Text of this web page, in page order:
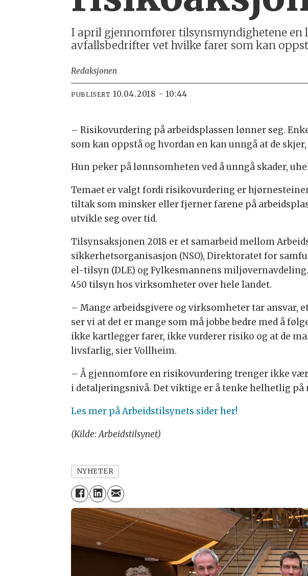
I april gjennomfører tilsynsmyndighetene
avfallsbedrifter vet hvilke farer som kan
Redaksjonen
PUBLISERT 10.04.2018 - 10:44
– Risikovurdering på arbeidsplassen lønner seg.
som kan oppstå og hvordan en kan unngå at de
Hun peker på lønnsomheten ved å unngå skader,
Temaet er valgt fordi risikovurdering er
tiltak som minsker eller fjerner farene på
utvikle seg over tid.
Tilsynsaksjonen 2018 er et samarbeid mellom
sikkerhetsorganisasjon (NSO), Direktoratet for
el-tilsyn (DLE) og Fylkesmannens
450 tilsyn hos virksomheter over hele landet.
– Mange arbeidsgivere og virksomheter tar ansvar,
ser vi at det er mange som må jobbe bedre med å
ikke kartlegger farer, ikke vurderer risiko og at de
livsfarlig, sier Vollheim.
– Å gjennomføre en risikovurdering trenger ikke
i detaljeringsnivå. Det viktige er å tenke helhetlig
Les mer på Arbeidstilsynets sider her!
(Kilde: Arbeidstilsynet)
NYHETER